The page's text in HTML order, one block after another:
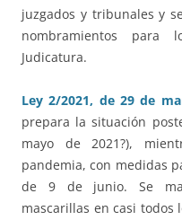
juzgados y tribunales y
nombramientos para
Judicatura.
Ley 2/2021, de 29 de
prepara la situación
mayo de 2021?),
pandemia, con medidas
de 9 de junio. Se
mascarillas en casi todos